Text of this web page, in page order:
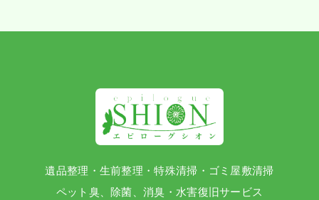
遺品整理・生前整理・特殊清掃・ゴミ屋敷清掃
ペット臭、除菌、消臭・水害復旧サービス